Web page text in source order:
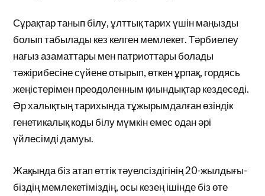
Сұрақтар танып білу, ұлттық тарих үшін маңызды
болып табылады кез келген мемлекет. Тәрбиелеу
нағыз азаматтары мен патриоттары болады
тәжірибесіне сүйене отырып, өткен ұрпақ, гордясь
жеңістерімен преодоленным қиындықтар кездеседі.
Әр халықтың тарихында тұжырымдалған өзіндік
генетикалық коды білу мүмкін емес одан әрі
үйлесімді дамуы.
Жақында біз атап өттік тәуелсіздігінің 20-жылдығы-
біздің мемлекетіміздің, осы кезең ішінде біз өте